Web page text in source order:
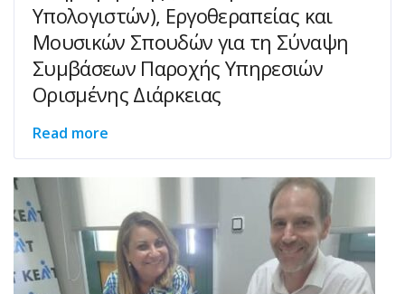
Υπολογιστών), Εργοθεραπείας και
Μουσικών Σπουδών για τη Σύναψη
Συμβάσεων Παροχής Υπηρεσιών
Ορισμένης Διάρκειας
Read more